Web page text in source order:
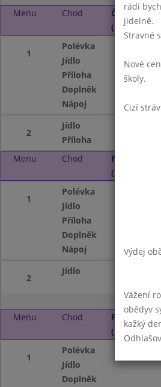
Menu Chod
Čtvrtek 1.
(11:30 -
1
Polévka
Jídlo
Příloha
Doplněk
Nápoj
2
Jídlo
Příloha
Menu
Chod
Pátek 2. 10.
(11:30 -
1
Polévka
Jídlo
Příloha
Doplněk
Nápoj
2
Jídlo
Menu Chod
Pondělí 5.
(11:30 -
1
Polévka
Jídlo
Doplněk
rádi
jidelně.
Stravné
Nové
školy.
Cizí
Výdej
Vážení
obědyv
kažký